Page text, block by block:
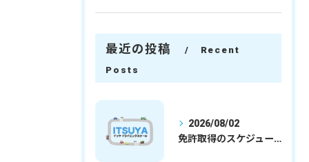
最近の投稿
Recent
Posts
2026/08/02
免許取得のスケジュールを徹底解説学生社会人の通学合宿別プランで最短取得のコツ